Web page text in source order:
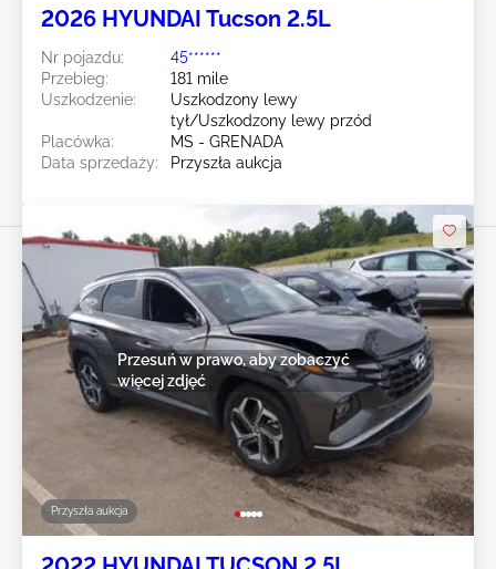
2026 HYUNDAI Tucson 2.5L
Nr pojazdu:
45******
Przebieg:
181 mile
Uszkodzenie:
Uszkodzony lewy
tył/Uszkodzony lewy przód
Placówka:
MS - GRENADA
Data sprzedaży:
Przyszła aukcja
Przyszła aukcja
Przesuń w prawo, aby zobaczyć
więcej zdjęć